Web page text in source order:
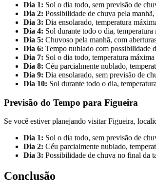
Dia 1: Sol o dia todo, sem previsão de
Dia 2: Possibilidade de chuva pela
Dia 3: Dia ensolarado, temperatura
Dia 4: Sol durante todo o dia, temperatura
Dia 5: Chuvoso pela manhã, com
Dia 6: Tempo nublado com possibilidade
Dia 7: Sol o dia todo, temperatura máxima
Dia 8: Céu parcialmente nublado,
Dia 9: Dia ensolarado, sem previsão de
Dia 10: Sol durante todo o dia,
Previsão do Tempo para Figueira
Se você estiver planejando visitar Figueira,
Dia 1: Sol o dia todo, sem previsão de
Dia 2: Céu parcialmente nublado,
Dia 3: Possibilidade de chuva no final da
Conclusão